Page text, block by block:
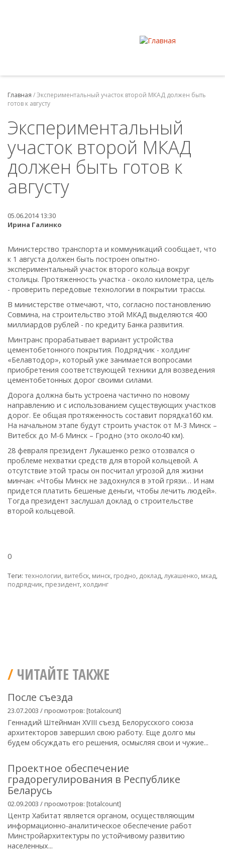
Главная /Экспериментальный участок второй МКАД должен быть
готов к августу
Экспериментальный
участок второй МКАД
должен быть готов к
августу
05.06.2014 13:30
Ирина Галинко
Министерство транспорта и коммуникаций сообщает, что
к 1 августа должен быть построен опытно-
экспериментальный участок второго кольца вокруг
столицы. Протяженность участка - около километра, цель
- проверить передовые технологии в покрытии трассы.
В министерстве отмечают, что, согласно постановлению
Совмина, на строительство этой МКАД выделяются 400
миллиардов рублей - по кредиту Банка развития.
Минтранс прорабатывает вариант устройства
цементобетонного покрытия. Подрядчик - холдинг
«Белавтодор», который уже занимается вопросами
приобретения соответствующей техники для возведения
цементобетонных дорог своими силами.
Дорога должна быть устроена частично по новому
направлению и с использованием существующих участков
дорог. Ее общая протяженность составит порядка160 км.
На начальном этапе будут строить участок от М-3 Минск –
Витебск до М-6 Минск – Гродно (это около40 км).
28 февраля президент Лукашенко резко отозвался о
проблеме нехватки средств для второй кольцевой. А
отсутствие этой трасы он посчитал угрозой для жизни
минчан: «Чтобы Минск не задохнулся в этой грязи… И нам
придется платить бешеные деньги, чтобы лечить людей».
Тогда президент заслушал доклад о строительстве
второй кольцевой.
0
Теги: технологии, витебск, минск, гродно, доклад,лукашенко, мкад,
подрядчик, президент,холдинг
ЧИТАЙТЕ ТАКЖЕ
После съезда
23.07.2003 / просмотров: [totalcount]
Геннадий Штейнман XVIII съезд Белорусского союза
архитекторов завершил свою работу. Еще долго мы
будем обсуждать его решения, осмысляя свои и чужие...
Проектное обеспечение
градорегулирования в Республике
Беларусь
02.09.2003 / просмотров: [totalcount]
Центр Хабитат является органом, осуществляющим
информационно-аналитическое обеспечение работ
Минстройархитектуры по устойчивому развитию
населенных...